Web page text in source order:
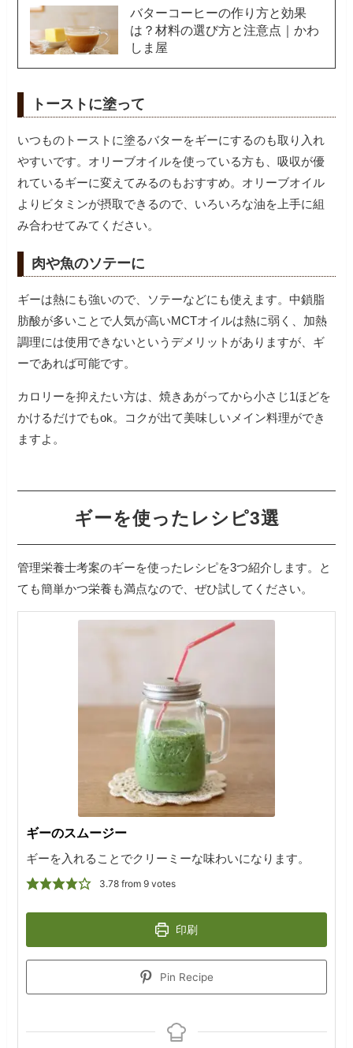
バターコーヒーの作り方と効果
は？材料の選び方と注意点｜かわ
しま屋
トーストに塗って
いつものトーストに塗るバターをギーにするのも取り入れ
やすいです。オリーブオイルを使っている方も、吸収が優
れているギーに変えてみるのもおすすめ。オリーブオイル
よりビタミンが摂取できるので、いろいろな油を上手に組
肉や魚のソテーに
ギーは熱にも強いので、ソテーなどにも使えます。中鎖脂
肪酸が多いことで人気が高いMCTオイルは熱に弱く、加熱
調理には使用できないというデメリットがありますが、ギ
ーであれば可能です。
カロリーを抑えたい方は、焼きあがってから小さじ1ほどを
かけるだけでもok。コクが出て美味しいメイン料理ができ
ギーを使ったレシピ3選
管理栄養士考案のギーを使ったレシピを3つ紹介します。と
ても簡単かつ栄養も満点なので、ぜひ試してください。
ギーのスムージー
ギーを入れることでクリーミーな味わいになります。
3.78from 9votes
印刷
Pin Recipe